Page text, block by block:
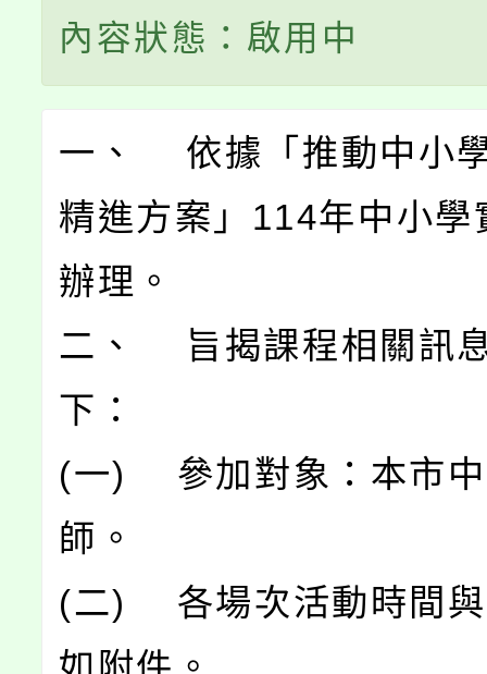
內容狀態：啟用中
一、 依據「推動中小
精進方案」114年中小學
辦理。
二、 旨揭課程相關訊
下：
(一) 參加對象：本市中
師。
(二) 各場次活動時間與